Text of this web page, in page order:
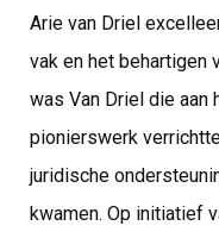
Arie van Driel
vak en het behartigen
was Van Driel die aan
pionierswerk
juridische
kwamen. Op initiatief